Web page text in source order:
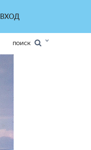
ВХОД
ПОИСК